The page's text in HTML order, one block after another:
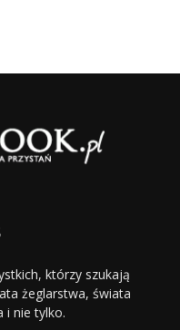
którzy szukają
żeglarstwa, świata
i nie tylko.